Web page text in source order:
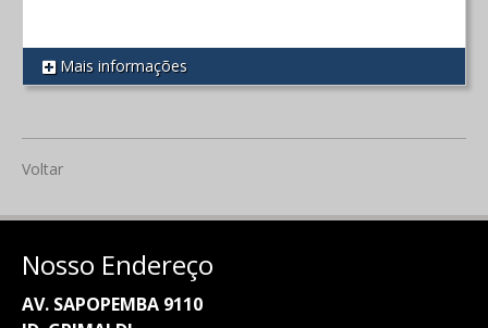
REF 420
Mais informações
Voltar
Nosso Endereço
AV. SAPOPEMBA 9110